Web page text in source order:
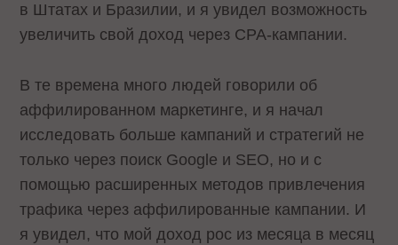
в Штатах и Бразилии, и я увидел возможность
увеличить свой доход через CPA-кампании.
В те времена много людей говорили об
аффилированном маркетинге, и я начал
исследовать больше кампаний и стратегий не
только через поиск Google и SEO, но и с
помощью расширенных методов привлечения
трафика через аффилированные кампании. И
я увидел, что мой доход рос из месяца в месяц